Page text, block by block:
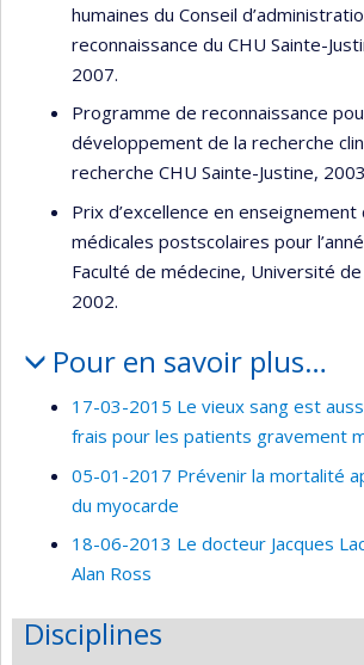
humaines du Conseil
reconnaissance du CHU Sainte-
2007.
Programme de reconnaissance
développement de la recherche
recherche CHU Sainte-Justine,
Prix d’excellence en
médicales postscolaires pour
Faculté de médecine, Université
2002.
Pour en savoir plus…
17-03-2015 Le vieux sang est
frais pour les patients gravement
05-01-2017 Prévenir la mortalité
du myocarde
18-06-2013 Le docteur Jacques
Alan Ross
Disciplines